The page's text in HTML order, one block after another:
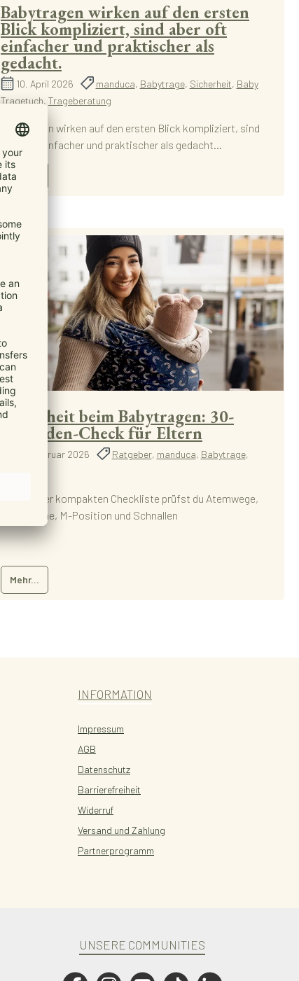
Babytragen wirken auf den ersten
Blick kompliziert, sind aber oft
einfacher und praktischer als
gedacht.
10. April 2026 manduca, Babytrage, Sicherheit, Baby
Tragetuch, Trageberatung
Babytragen wirken auf den ersten Blick kompliziert, sind
aber oft einfacher und praktischer als gedacht...
Mehr...
Sicherheit beim Babytragen: 30-
Sekunden-Check für Eltern
25. Februar 2026 Ratgeber, manduca, Babytrage,
Mit unserer kompakten Checkliste prüfst du Atemwege,
Kuss-Höhe, M-Position und Schnallen
Mehr...
INFORMATION
Impressum
AGB
Datenschutz
Barrierefreiheit
Widerruf
Versand und Zahlung
Partnerprogramm
UNSERE COMMUNITIES